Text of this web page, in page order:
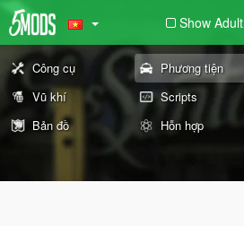
Show Adult
Công cụ Phương tiện
Vũ khí
Scripts
Bản đồ
Hỗn hợp